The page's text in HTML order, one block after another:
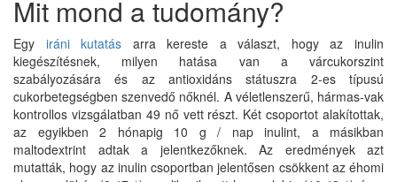
Mit mond a tudomány?
Egy iráni kutatás arra kereste a választ, hogy az inulin
kiegészítésnek, milyen hatása van a várcukorszint
szabályozására és az antioxidáns státuszra 2-es típusú
cukorbetegségben szenvedő nőknél. A véletlenszerű, hármas-vak
kontrollos vizsgálatban 49 nő vett részt. Két csoportot alakítottak,
az egyikben 2 hónapig 10 g / nap inulint, a másikban
maltodextrint adtak a jelentkezőknek. Az eredmények azt
mutatták, hogy az inulin csoportban jelentősen csökkent az éhomi